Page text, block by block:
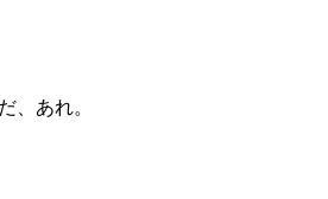
、あれ。